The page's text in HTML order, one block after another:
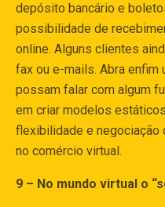
depósito bancário e
possibilidade de
online. Alguns clientes
fax ou e-mails. Abra enfim
possam falar com algum
em criar modelos
flexibilidade e
no comércio virtual.
9 – No mundo virtual o